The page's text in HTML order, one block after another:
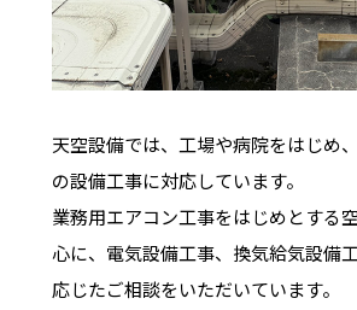
天空設備では、工場や病院をはじめ
の設備工事に対応しています。
業務用エアコン工事をはじめとする
心に、電気設備工事、換気給気設備
応じたご相談をいただいています。